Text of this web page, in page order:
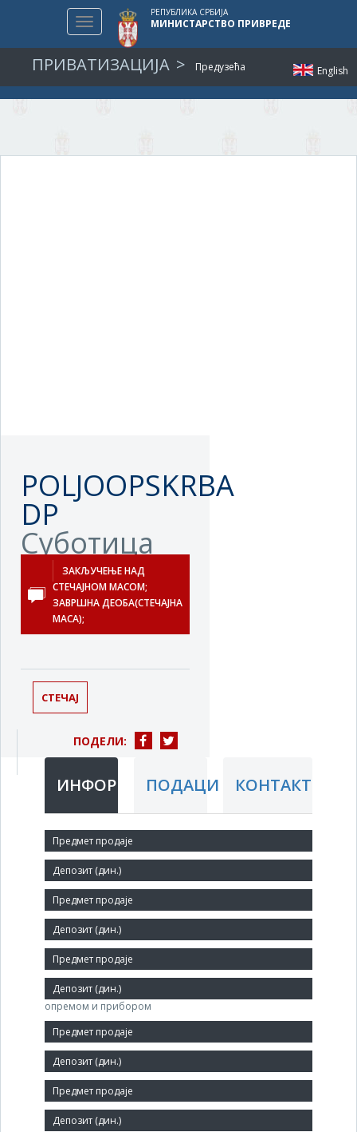
English
Toggle
navigation
РЕПУБЛИКА СРБИЈА
МИНИСТАРСТВО ПРИВРЕДЕ
ПРИВАТИЗАЦИЈА Предузећа
POLJOOPSKRBA
DP
Суботица
ЗАКЉУЧЕЊЕ НАД
СТЕЧАЈНОМ МАСОМ;
ЗАВРШНА ДЕОБА(СТЕЧАЈНА
МАСА);
СТЕЧАЈ
ПОДЕЛИ:
ИНФОРМАЦИЈЕПОДАЦИ КОНТАКТ
Краћи назив:
POLJOOPSKRBA DP
Правни статус:
ДП
Делатност:
Трговина на велико пољопривредним машинама,
опремом и прибором
Матични број:
08756635
Величина:
Мало